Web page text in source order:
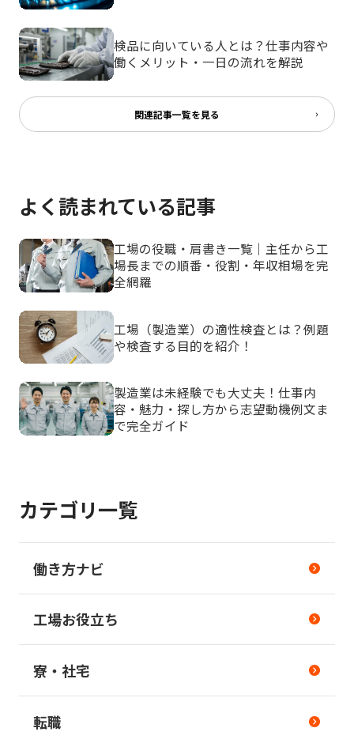
検品に向いている人とは？仕事内容や
働くメリット・一日の流れを解説
関連記事一覧を見る
よく読まれている記事
工場の役職・肩書き一覧｜主任から工
場長までの順番・役割・年収相場を完
全網羅
工場（製造業）の適性検査とは？例題
や検査する目的を紹介！
製造業は未経験でも大丈夫！仕事内
容・魅力・探し方から志望動機例文ま
で完全ガイド
カテゴリ一覧
働き方ナビ
工場お役立ち
寮・社宅
転職